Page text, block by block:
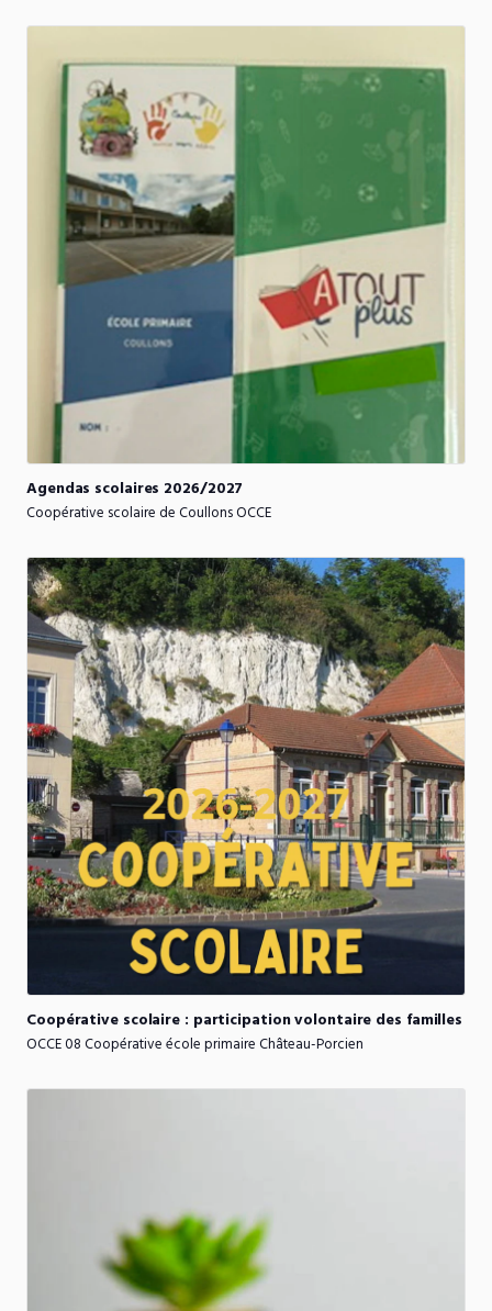
Agendas scolaires 2026​/​2027
Coopérative scolaire de Coullons OCCE
Coopérative scolaire : participationvolontaire des familles
OCCE 08 Coopérative école primaire Château-Porcien